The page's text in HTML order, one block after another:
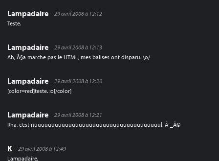
Lampadaire
29 avril 2008 à 12:12
Teste.
Lampadaire
29 avril 2008 à 12:13
Ah, Ã§a marche pas le HTML, mes balises ont disparu. \o/
Lampadaire
29 avril 2008 à 12:20
[color=red]teste. :o[/color]
Lampadaire
29 avril 2008 à 12:21
Rha, c’est nuuuuuuuuuuuuuuuuuuuuuuuuuuuuuuuuuuuuul. Ã¨_Ã©
K
29 avril 2008 à 12:49
Lampadaire,